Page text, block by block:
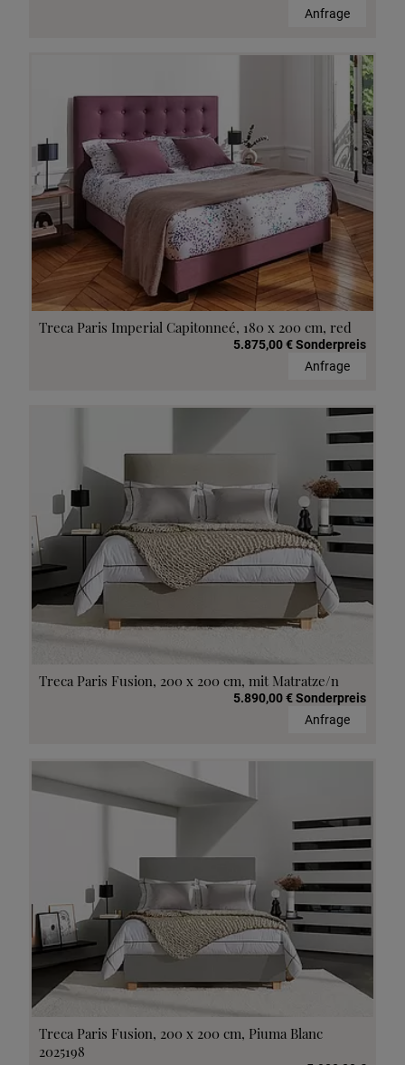
Anfrage
Treca Paris Imperial Capitonneé, 180 x 200 cm, red
5.875,00 € Sonderpreis
Anfrage
Treca Paris Fusion, 200 x 200 cm, mit Matratze/n
5.890,00 € Sonderpreis
Anfrage
Treca Paris Fusion, 200 x 200 cm, Piuma Blanc
2025198